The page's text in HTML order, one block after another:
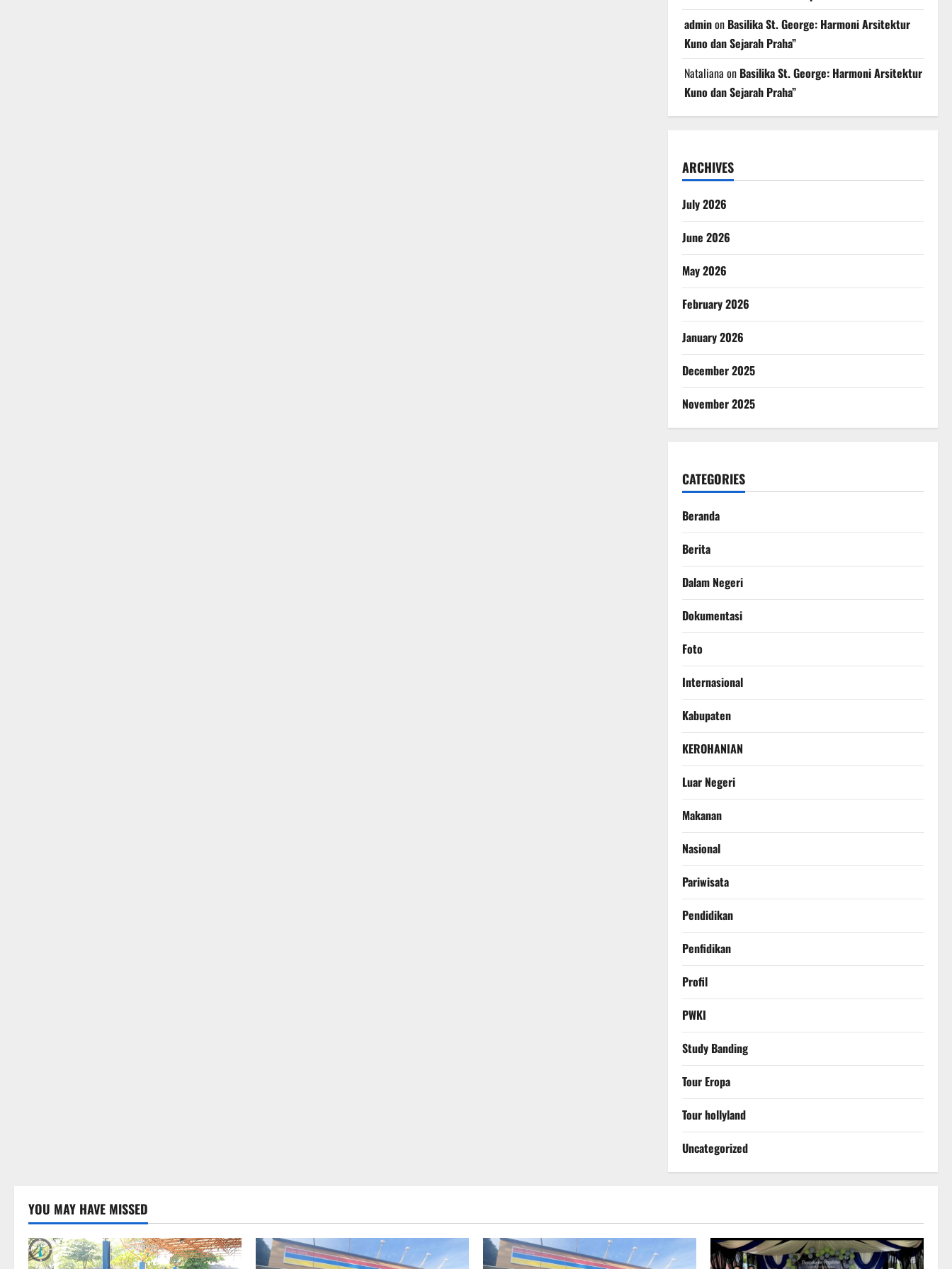
adminon Basilika St. George: Harmoni Arsitektur
Kuno dan Sejarah Praha”
Nataliana on Basilika St. George: Harmoni Arsitektur
Kuno dan Sejarah Praha”
ARCHIVES
July 2026
June 2026
May 2026
February 2026
January 2026
December 2025
November 2025
CATEGORIES
Beranda
Berita
Dalam Negeri
Dokumentasi
Foto
Internasional
Kabupaten
KEROHANIAN
Luar Negeri
Makanan
Nasional
Pariwisata
Pendidikan
Penfidikan
Profil
PWKI
Study Banding
Tour Eropa
Tour hollyland
Uncategorized
YOU MAY HAVE MISSED